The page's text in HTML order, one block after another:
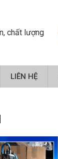
chất lượng
LIÊN HỆ